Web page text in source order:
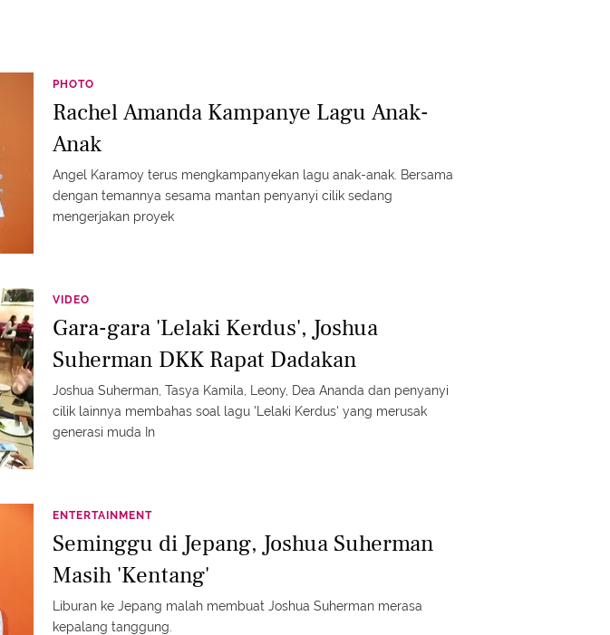
PHOTO
Rachel Amanda Kampanye Lagu Anak-
Anak
Angel Karamoy terus mengkampanyekan lagu anak-anak. Bersama
dengan temannya sesama mantan penyanyi cilik sedang
mengerjakan proyek
VIDEO
Gara-gara 'Lelaki Kerdus', Joshua
Suherman DKK Rapat Dadakan
Joshua Suherman, Tasya Kamila, Leony, Dea Ananda dan penyanyi
cilik lainnya membahas soal lagu 'Lelaki Kerdus' yang merusak
generasi muda In
ENTERTAINMENT
Seminggu di Jepang, Joshua Suherman
Masih 'Kentang'
Liburan ke Jepang malah membuat Joshua Suherman merasa
kepalang tanggung.